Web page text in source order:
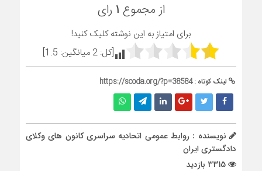
از مجموع ۱ رای
برای امتیاز به این نوشته کلیک کنید!
[کل: 2 میانگین: 1.5
]
لینک کوتاه :https://scoda.org/?p=38584
نویسنده : روابط عمومی اتحادیه سراسری کانون های وکلای
دادگستری ایران